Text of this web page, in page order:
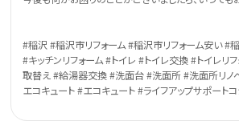
#稲沢 #稲沢市リフォーム #稲沢市リフォーム安い #
#キッチンリフォーム #トイレ #トイレ交換 #トイレリ
取替え #給湯器交換 #洗面台 #洗面所 #洗面所リノ
エコキュート #エコキュート #ライフアップサポート